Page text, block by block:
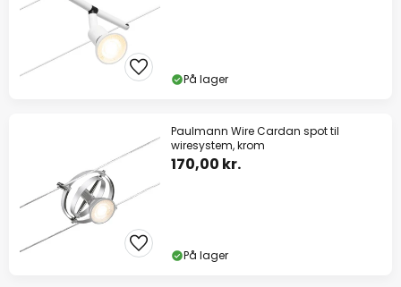
På lager
Paulmann Wire Cardan spot til
wiresystem, krom
170,00 kr.
På lager